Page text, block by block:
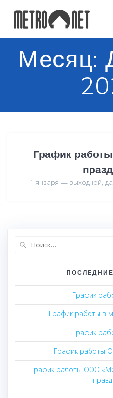
Месяц:
График
1 января — выходной,
График
График работы в
График
График работы
График работы ООО